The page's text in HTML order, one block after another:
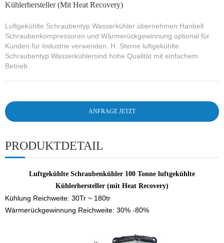
Kühlerhersteller (mit Heat Recovery)
Luftgekühlte Schraubentyp Wasserkühler übernehmen Hanbell
Schraubenkompressoren und Wärmerückgewinnung optional für
Kunden für Industrie verwenden. H. Sterne luftgekühlte
Schraubentyp Wasserkühlersind hohe Qualität mit einfachem
Betrieb.
ANFRAGE JETZT
PRODUKTDETAIL
Luftgekühlte Schraubenkühler 100 Tonne luftgekühlte
Kühlerhersteller (mit Heat Recovery)
Kühlung Reichweite: 30Tr ~ 180tr
Wärmerückgewinnung Reichweite: 30% -80%